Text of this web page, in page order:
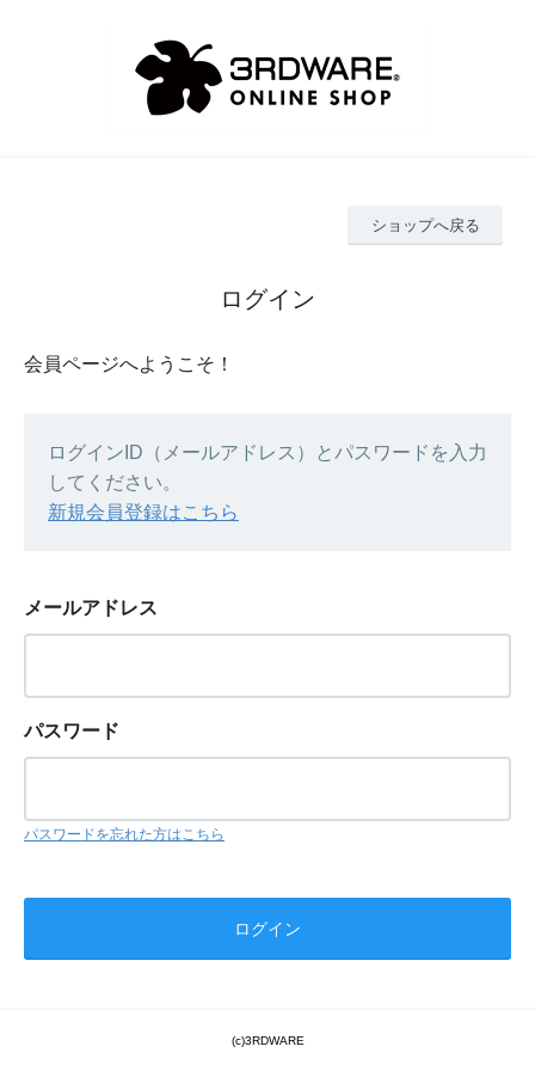
ショップへ戻る
ログイン
会員ページへようこそ！
ログインID（メールアドレス）とパスワードを入力
してください。
新規会員登録はこちら
メールアドレス
パスワード
パスワードを忘れた方はこちら
(c)3RDWARE